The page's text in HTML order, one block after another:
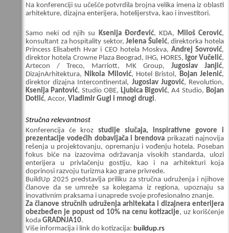
Na konferenciji su učešće potvrdila brojna velika imena iz oblasti
arhitekture, dizajna enterijera, hotelijerstva, kao i investitori.
Samo neki od njih su Ksenija Đorđević, KDA, Miloš Cerović,
konsultant za hospitality sektor,Jelena Šuleić, direktorka hotela
Princess Elisabeth Hvar i CEO hotela Moskva, Andrej Sovrović,
direktor hotela Crowne Plaza Beograd, IHG, HORES, Igor Vučelić,
Artecon / Treco, Marriott, MK Group,Jugoslav Janjić,
DizajnArhitektura, Nikola Milović, Hotel Bristol, Bojan Jelenić,
direktor dizajna Intercontinental, Jugoslav Jugović, Revolution,
Ksenija Pantović, Studio OBE, Ljubica Bigović, A4 Studio, Bojan
Dotlić, Accor, Vladimir Gugl i mnogi drugi.
Stručna relevantnost
Konferencija će kroz studije slučaja, inspirativne govore i
prezentacije vodećih dobavljača i brendova prikazati najnovija
rešenja u projektovanju, opremanju i vođenju hotela. Poseban
fokus biće na izazovima održavanja visokih standarda, ulozi
enterijera u privlačenju gostiju, kao i na arhitekturi koja
doprinosi razvoju turizma kao grane privrede.
BuildUp 2025 predstavlja priliku za stručna udruženja i njihove
članove da se umreže sa kolegama iz regiona, upoznaju sa
inovativnim praksama i unaprede svoje profesionalno znanje.
Za članove stručnih udruženja arhitekata i dizajnera enterijera
obezbeđen je popust od 10% na cenu kotizacije, uz korišćenje
koda GRADNJA10.
Više informacija i link do kotizacija: buildup.rs